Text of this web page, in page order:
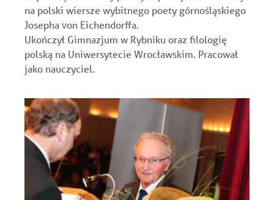
na polski wiersze wybitnego poety górnośląskiego
Josepha von Eichendorffa.
Ukończył Gimnazjum w Rybniku oraz filologię
polską na Uniwersytecie Wrocławskim. Pracował
jako nauczyciel.